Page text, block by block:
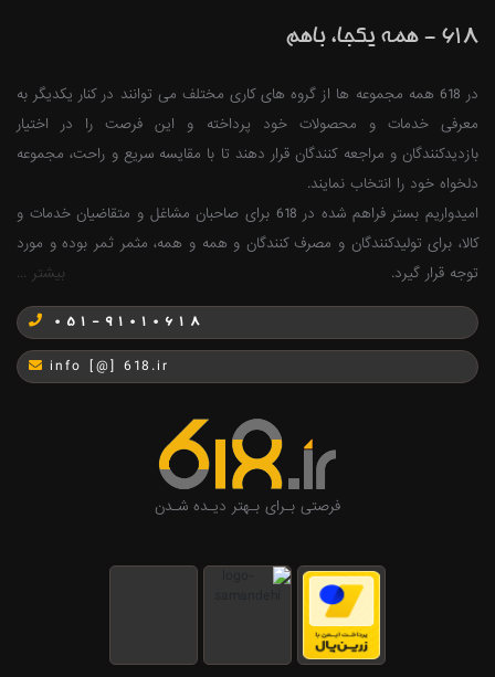
618 - همه یکجا، باهم
در 618 همه مجموعه ها از گروه های کاری مختلف می توانند در کنار یکدیگر به
معرفی خدمات و محصولات خود پرداخته و این فرصت را در اختیار
بازدیدکنندگان و مراجعه کنندگان قرار دهند تا با مقایسه سریع و راحت، مجموعه
دلخواه خود را انتخاب نمایند.
امیدواریم بستر فراهم شده در 618 برای صاحبان مشاغل و متقاضیان خدمات و
کالا، برای تولیدکنندگان و مصرف کنندگان و همه و همه، مثمر ثمر بوده و مورد
توجه قرار گیرد.
بیشتر ...
051-91010618
info [@] 618.ir
فرصتی بـرای بـهتر دیـده شـدن